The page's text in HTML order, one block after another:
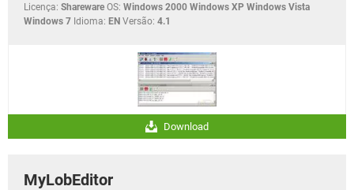
Licença: Shareware OS: Windows 2000 Windows XP Windows Vista
Windows 7 Idioma: EN Versão: 4.1
Download
MyLobEditor